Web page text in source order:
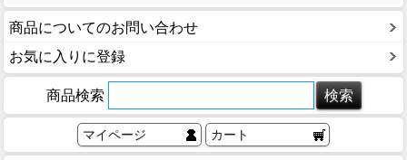
商品についてのお問い合わせ
お気に入りに登録
商品検索
マイページ カート